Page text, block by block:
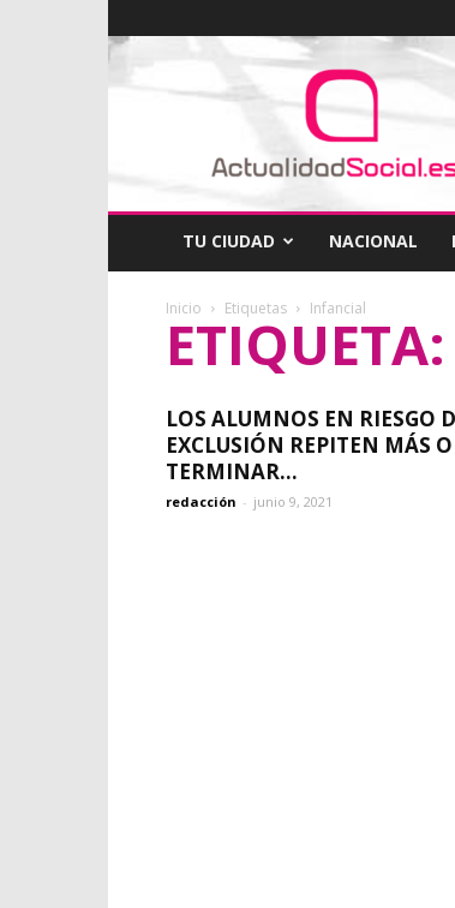
ActualidadSocial
TU CIUDAD NACIONAL
Inicio Etiquetas Infancial
LOS ALUMNOS EN RIESGO
EXCLUSIÓN REPITEN MÁS
TERMINAR...
redacción - junio 9, 2021